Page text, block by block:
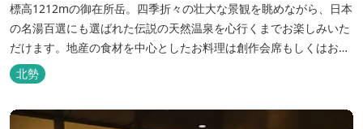
標高1212mの御在所岳。四季折々の壮大な景観を眺めながら、日本
の名湯百選にも選ばれた伝説の天然温泉を心行くまでお楽しみいた
だけます。地産の食材を中心としたお料理は創作会席もしくはお箸
でもお楽しみいただける本格フレンチをお選びいただけ、会席・フ
レンチコースとも同じテーブルにてご賞味いただけます。また館内
やお食事は浴衣姿でお楽しみいただけます。ゆったり、気軽に安心
していただける会員制リゾートホ...
北勢